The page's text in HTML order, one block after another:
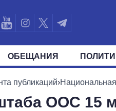
ОБЕЩАНИЯ
ВСЕ ПОЛИТИКИ ПРЕЗИДЕНТ И
публикаций›
ООС 15